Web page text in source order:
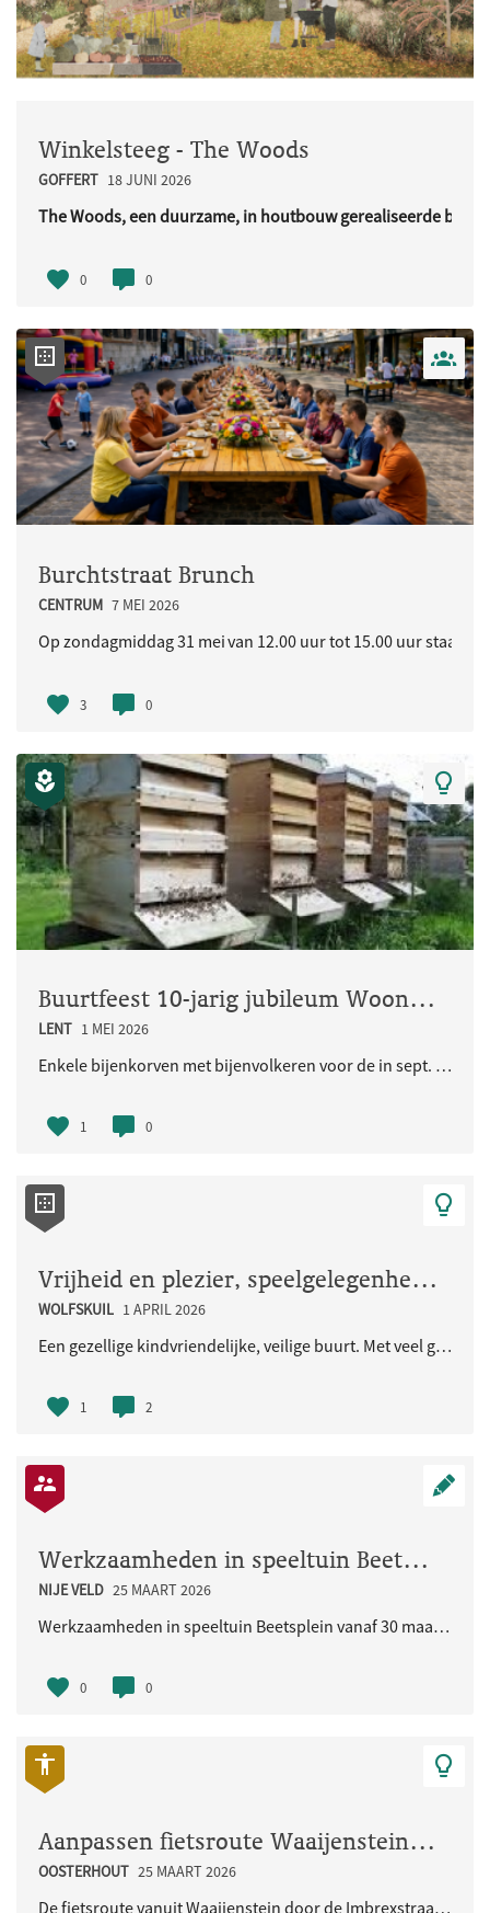
Winkelsteeg - The Woods
GOFFERT 18 JUNI 2026
The Woods, een duurzame, in houtbouw gerealiseerde buurt
0 0
Burchtstraat Brunch
CENTRUM 7 MEI 2026
Op zondagmiddag 31 mei van 12.00 uur tot 15.00 uur staat in
3 0
Buurtfeest 10-jarig jubileum Woongemeenschap Eikpunt
LENT 1 MEI 2026
Enkele bijenkorven met bijenvolkeren voor de in sept. 2026 jubilerende Ecologische Woongemeenschap..
1 0
Vrijheid en plezier, speelgelegenheid voor de kinderen en iedereen
WOLFSKUIL 1 APRIL 2026
Een gezellige kindvriendelijke, veilige buurt. Met veel groen en natuurlijke speelaangelegenheden...
1 2
Werkzaamheden in speeltuin Beetsplein vanaf 30 maart 2026
NIJE VELD 25 MAART 2026
Werkzaamheden in speeltuin Beetsplein vanaf 30 maart 2026
0 0
Aanpassen fietsroute Waaijenstein - Imbrexstraat - Terralaan inclusief oversteek busbaan
OOSTERHOUT 25 MAART 2026
De fietsroute vanuit Waaijenstein door de Imbrexstraat naar de Terralaan/busbaan is onduidelijk en..